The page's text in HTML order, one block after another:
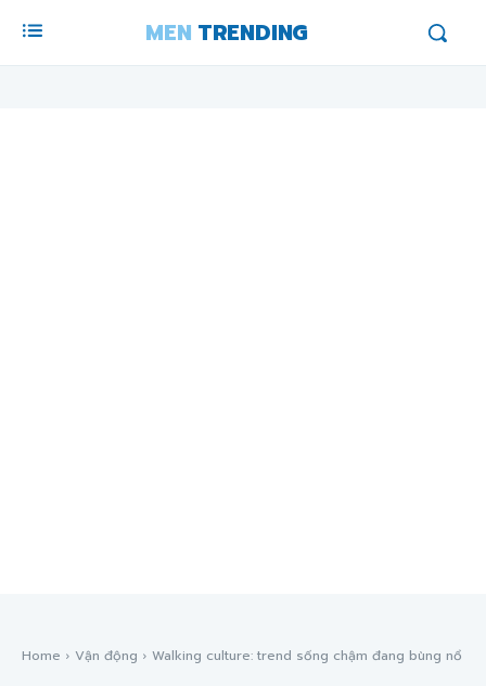
MEN TRENDING
Home Vận động Walking culture: trend sống chậm đang bùng nổ